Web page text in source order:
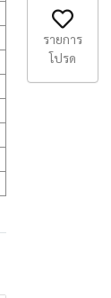
รายการ
โปรด